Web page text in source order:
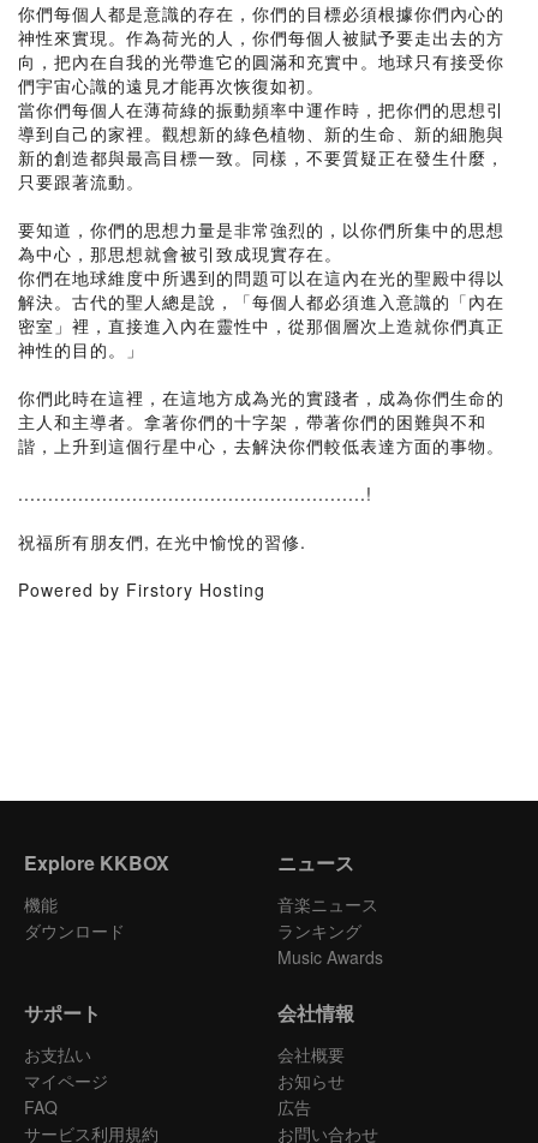
你們每個人都是意識的存在，你們的目標必須根據你們內心的
神性來實現。作為荷光的人，你們每個人被賦予要走出去的方
向，把內在自我的光帶進它的圓滿和充實中。地球只有接受你
們宇宙心識的遠見才能再次恢復如初。
當你們每個人在薄荷綠的振動頻率中運作時，把你們的思想引
導到自己的家裡。觀想新的綠色植物、新的生命、新的細胞與
新的創造都與最高目標一致。同樣，不要質疑正在發生什麼，
只要跟著流動。
要知道，你們的思想力量是非常強烈的，以你們所集中的思想
為中心，那思想就會被引致成現實存在。
你們在地球維度中所遇到的問題可以在這內在光的聖殿中得以
解決。古代的聖人總是說，「每個人都必須進入意識的「內在
密室」裡，直接進入內在靈性中，從那個層次上造就你們真正
神性的目的。」
你們此時在這裡，在這地方成為光的實踐者，成為你們生命的
主人和主導者。拿著你們的十字架，帶著你們的困難與不和
諧，上升到這個行星中心，去解決你們較低表達方面的事物。
..........................................................!
祝福所有朋友們, 在光中愉悅的習修.
Powered by Firstory Hosting
Explore KKBOX
機能
ダウンロード
ニュース
音楽ニュース
ランキング
Music Awards
サポート
お支払い
マイページ
FAQ
サービス利用規約
会社情報
会社概要
お知らせ
広告
お問い合わせ